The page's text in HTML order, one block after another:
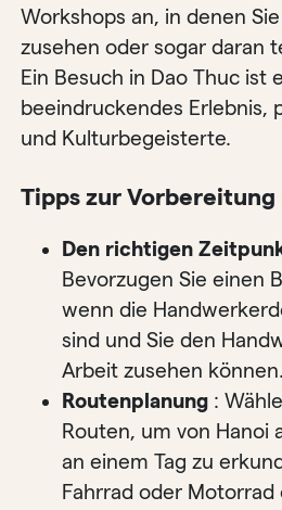
Workshops an, in denen
zusehen oder sogar daran
Ein Besuch in Dao Thuc ist
beeindruckendes Erlebnis,
und Kulturbegeisterte.
Tipps zur Vorbereitung
Den richtigen
Bevorzugen Sie einen
wenn die
sind und Sie den
Arbeit zusehen können.
Routenplanung :
Routen, um von Hanoi
an einem Tag zu
Fahrrad oder Motorrad